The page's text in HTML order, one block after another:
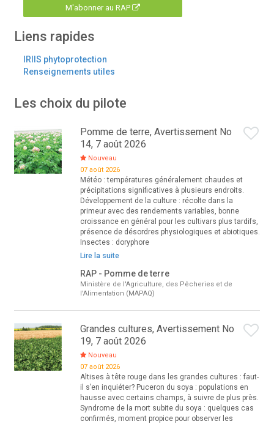
M'abonner au RAP
Liens rapides
IRIIS phytoprotection
Renseignements utiles
Les choix du pilote
Pomme de terre, Avertissement No
14, 7 août 2026
Nouveau
07 août 2026
Météo : températures généralement chaudes et
précipitations significatives à plusieurs endroits.
Développement de la culture : récolte dans la
primeur avec des rendements variables, bonne
croissance en général pour les cultivars plus tardifs,
présence de désordres physiologiques et abiotiques.
Insectes : doryphore
Lire la suite
RAP - Pomme de terre
Ministère de l'Agriculture, des Pêcheries et de
l'Alimentation (MAPAQ)
Grandes cultures, Avertissement No
19, 7 août 2026
Nouveau
07 août 2026
Altises à tête rouge dans les grandes cultures : faut-
il s’en inquiéter? Puceron du soya : populations en
hausse avec certains champs, à suivre de plus près.
Syndrome de la mort subite du soya : quelques cas
confirmés, moment propice pour observer les